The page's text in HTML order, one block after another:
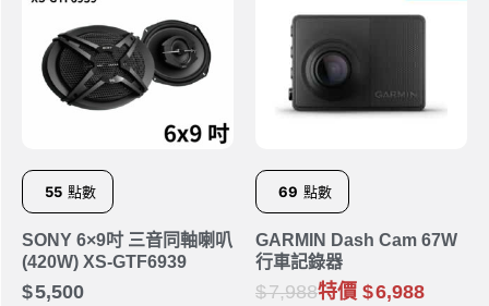
55 點數
SONY 6×9吋 三音同軸喇叭
(420W) XS-GTF6939
5,500
69 點數
GARMIN Dash Cam 67W
行車記錄器
7,988特價 6,988